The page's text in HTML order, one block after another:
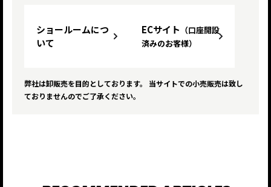
ショールームにつ
いて
ECサイト （口座開設
済みのお客様）
弊社は卸販売を目的としております。 当サイトでの小売販売は致し
ておりませんのでご了承ください。